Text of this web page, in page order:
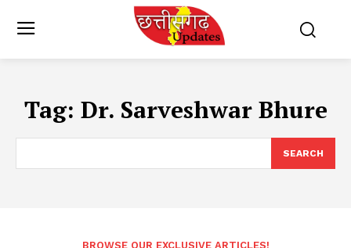
Tag: Dr. Sarveshwar Bhure
SEARCH
BROWSE OUR EXCLUSIVE ARTICLES!